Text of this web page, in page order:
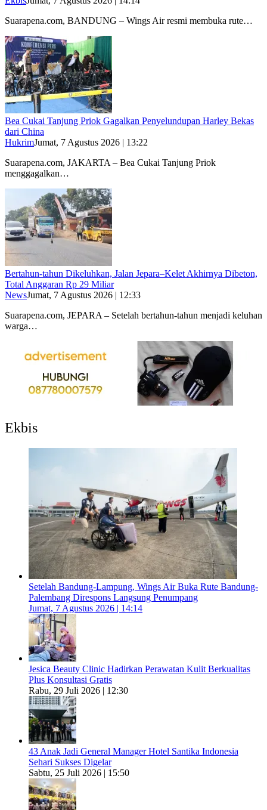
Suarapena.com, BANDUNG – Wings Air resmi membuka rute…
Bea Cukai Tanjung Priok Gagalkan Penyelundupan Harley Bekas
dari China
HukrimJumat, 7 Agustus 2026 | 13:22
Suarapena.com, JAKARTA – Bea Cukai Tanjung Priok
menggagalkan…
Bertahun-tahun Dikeluhkan, Jalan Jepara–Kelet Akhirnya Dibeton,
Total Anggaran Rp 29 Miliar
NewsJumat, 7 Agustus 2026 | 12:33
Suarapena.com, JEPARA – Setelah bertahun-tahun menjadi keluhan
warga…
Ekbis
Setelah Bandung-Lampung, Wings Air Buka Rute Bandung-
Palembang Direspons Langsung Penumpang
Jumat, 7 Agustus 2026 | 14:14
Jesica Beauty Clinic Hadirkan Perawatan Kulit Berkualitas
Plus Konsultasi Gratis
Rabu, 29 Juli 2026 | 12:30
43 Anak Jadi General Manager Hotel Santika Indonesia
Sehari Sukses Digelar
Sabtu, 25 Juli 2026 | 15:50